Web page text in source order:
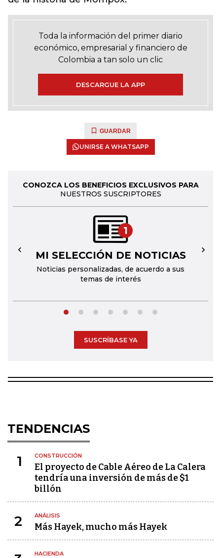
Toda la información del primer diario
económico, empresarial y financiero de
Colombia a tan solo un clic
DESCARGUE LA APP
GUARDAR
UNIRSE A WHATSAPP
CONOZCA LOS BENEFICIOS EXCLUSIVOS PARA
NUESTROS SUSCRIPTORES
1
MI SELECCIÓN DE NOTICIAS
Noticias personalizadas, de acuerdo a sus
temas de interés
← →
SUSCRÍBASE YA
TENDENCIAS
1 CONSTRUCCIÓN
El proyecto de Cable Aéreo de La Calera
tendría una inversión de más de $1
billón
2 ANÁLISIS
Más Hayek, mucho más Hayek
HACIENDA